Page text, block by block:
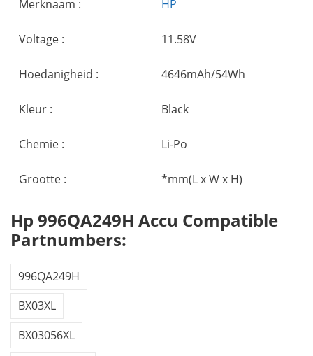
Merknaam : HP
Voltage : 11.58V
Hoedanigheid : 4646mAh/54Wh
Kleur : Black
Chemie : Li-Po
Grootte : *mm(L x W x H)
Hp 996QA249H Accu Compatible
Partnumbers:
996QA249H
BX03XL
BX03056XL